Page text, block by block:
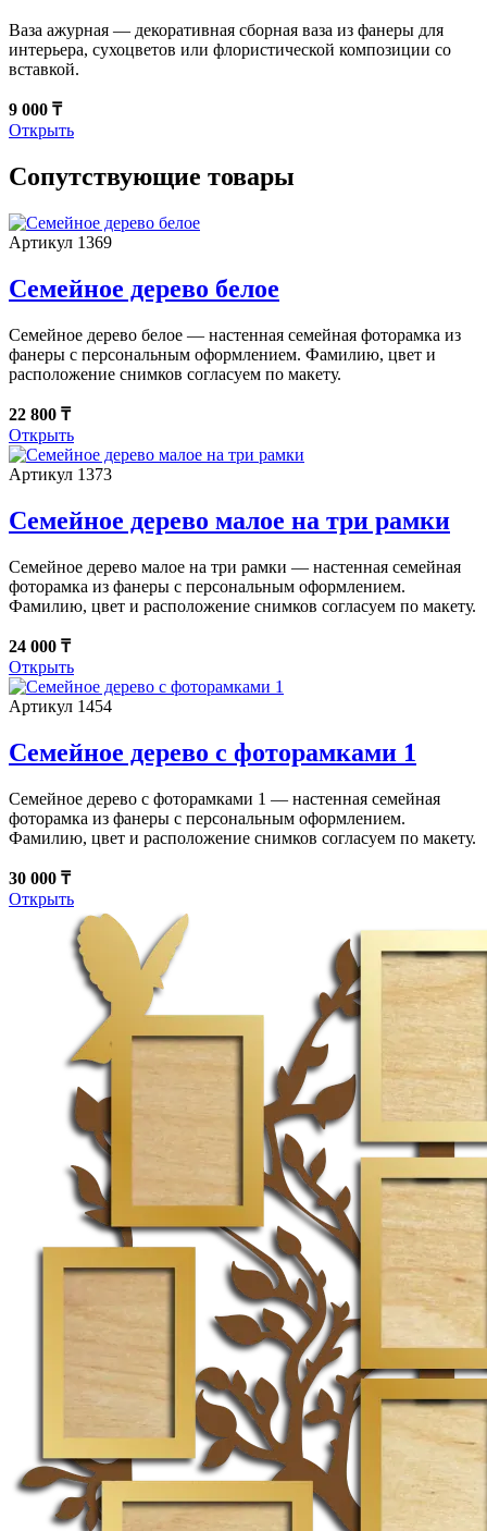
Ваза ажурная — декоративная сборная ваза из фанеры для
интерьера, сухоцветов или флористической композиции со
вставкой.
9 000 ₸
Открыть
Сопутствующие товары
Артикул 1369
Семейное дерево белое
Семейное дерево белое — настенная семейная фоторамка из
фанеры с персональным оформлением. Фамилию, цвет и
расположение снимков согласуем по макету.
22 800 ₸
Открыть
Артикул 1373
Семейное дерево малое на три рамки
Семейное дерево малое на три рамки — настенная семейная
фоторамка из фанеры с персональным оформлением.
Фамилию, цвет и расположение снимков согласуем по макету.
24 000 ₸
Открыть
Артикул 1454
Семейное дерево с фоторамками 1
Семейное дерево с фоторамками 1 — настенная семейная
фоторамка из фанеры с персональным оформлением.
Фамилию, цвет и расположение снимков согласуем по макету.
30 000 ₸
Открыть